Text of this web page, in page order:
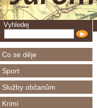
Vyhledej
Co se děje
Sport
Služby občanům
Krimi